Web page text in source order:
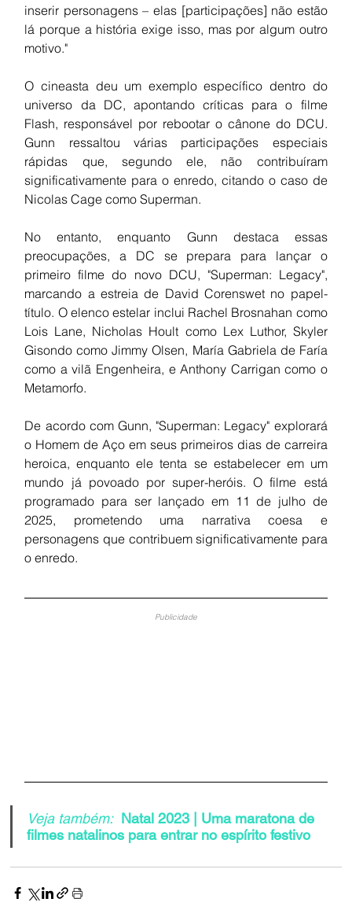
inserir personagens – elas [participações] não estão
lá porque a história exige isso, mas por algum outro
motivo."
O cineasta deu um exemplo específico dentro do
universo da DC, apontando críticas para o filme
Flash, responsável por rebootar o cânone do DCU.
Gunn ressaltou várias participações especiais
rápidas que, segundo ele, não contribuíram
significativamente para o enredo, citando o caso de
Nicolas Cage como Superman.
No entanto, enquanto Gunn destaca essas
preocupações, a DC se prepara para lançar o
primeiro filme do novo DCU, "Superman: Legacy",
marcando a estreia de David Corenswet no papel-
título. O elenco estelar inclui Rachel Brosnahan como
Lois Lane, Nicholas Hoult como Lex Luthor, Skyler
Gisondo como Jimmy Olsen, María Gabriela de Faría
como a vilã Engenheira, e Anthony Carrigan como o
Metamorfo.
De acordo com Gunn, "Superman: Legacy" explorará
o Homem de Aço em seus primeiros dias de carreira
heroica, enquanto ele tenta se estabelecer em um
mundo já povoado por super-heróis. O filme está
programado para ser lançado em 11 de julho de
2025, prometendo uma narrativa coesa e
personagens que contribuem significativamente para
o enredo.
Publicidade
Veja também: Natal 2023 | Uma maratona de
filmes natalinos para entrar no espírito festivo